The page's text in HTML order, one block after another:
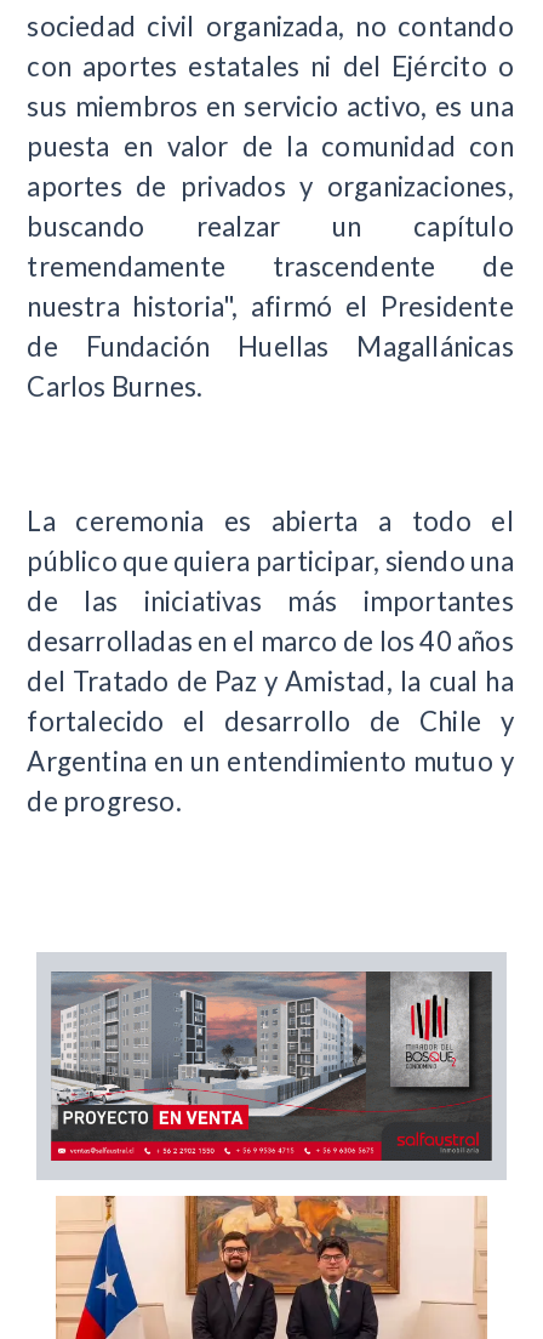
sociedad civil organizada, no contando
con aportes estatales ni del Ejército o
sus miembros en servicio activo, es una
puesta en valor de la comunidad con
aportes de privados y organizaciones,
buscando realzar un capítulo
tremendamente trascendente de
nuestra historia", afirmó el Presidente
de Fundación Huellas Magallánicas
Carlos Burnes.
La ceremonia es abierta a todo el
público que quiera participar, siendo una
de las iniciativas más importantes
desarrolladas en el marco de los 40 años
del Tratado de Paz y Amistad, la cual ha
fortalecido el desarrollo de Chile y
Argentina en un entendimiento mutuo y
de progreso.